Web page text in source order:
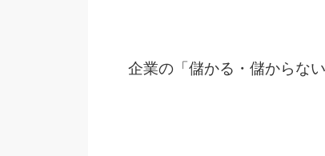
企業の「儲かる・儲からな